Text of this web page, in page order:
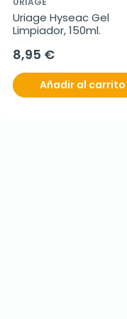
Uriage Hyseac Gel
Limpiador, 150ml.
8,95 €
Añadir al carrito